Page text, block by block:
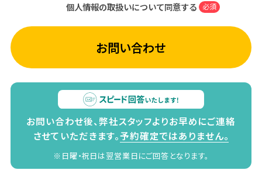
個人情報の取扱いについて同意する 必須
お問い合わせ
お問い合わせ後、弊社スタッフよりお早めにご連絡
させていただきます。予約確定ではありません。
※日曜・祝日は翌営業日にご回答となります。